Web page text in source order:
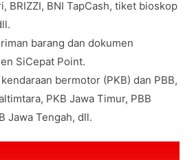
BRIZZI, BNI TapCash, tiket bioskop
barang dan dokumen
SiCepat Point.
bermotor (PKB) dan PBB,
PKB Jawa Timur, PBB
Jawa Tengah, dll.